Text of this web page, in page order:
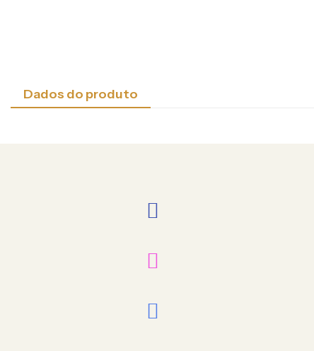
Dados do produto